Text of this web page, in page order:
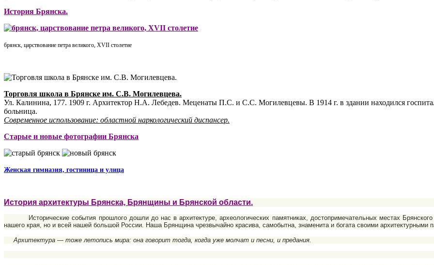
История Брянска.
брянск, царствование петра великого, XVII столетие
Торговля школа в Брянске им. С.В. Могилевцева.
Ул. Калинина, 177. 1909 г. Архитектор Н.А. Лебедев. Меценаты П.С. и С.С. Могилевцевы. В 1914 г. в здании находился
больница.
Современное использование: областной наркологический диспансер.
Старые и новые фотографии Брянска
Женская гимназия, гостиница и улица
История архитектуры Брянска, Брянщины и Брянской области.
Исторические события прошлого дошли до нас в архитектуре, археологических памятниках, достопримечательных местах Брянского
нашего края, но и всей нашей большой России. Наша Брянщина чрезвычайно красива, самобытна, знаменита и богата своими архитектурными
Архитектура — тоже летопись мира: она говорит тогда, когда уже молчат и песни, и предания.